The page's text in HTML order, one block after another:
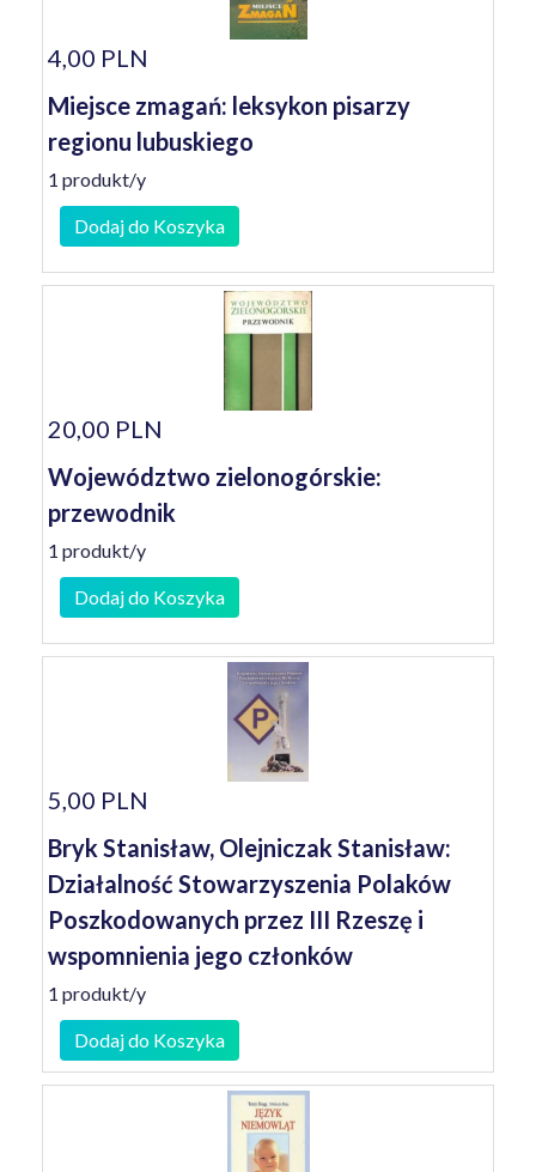
4,00 PLN
Miejsce zmagań: leksykon pisarzy
regionu lubuskiego
1 produkt/y
Dodaj do Koszyka
20,00 PLN
Województwo zielonogórskie:
przewodnik
1 produkt/y
Dodaj do Koszyka
5,00 PLN
Bryk Stanisław, Olejniczak Stanisław:
Działalność Stowarzyszenia Polaków
Poszkodowanych przez III Rzeszę i
wspomnienia jego członków
1 produkt/y
Dodaj do Koszyka